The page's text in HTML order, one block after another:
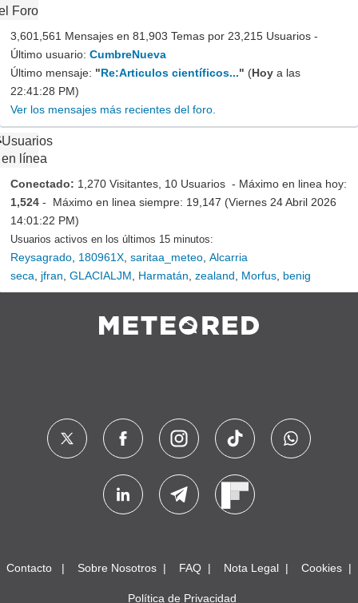
Foro
3,601,561 Mensajes en 81,903 Temas por 23,215 Usuarios -
Último usuario: CumbreNueva
Último mensaje: "Re:Articulos científicos..." (Hoy a las
22:41:28 PM)
Ver los mensajes más recientes del foro.
Usuarios
en línea
Conectado: 1,270 Visitantes, 10 Usuarios - Máximo en linea hoy:
1,524 - Máximo en linea siempre: 19,147 (Viernes 24 Abril 2026
14:01:22 PM)
Usuarios activos en los últimos 15 minutos:
Reysagrado 180961X saritaa_meteo Alcarria
seca
jfran GLACIALJM Harmatán zealand Morfus benig
Contacto Sobre Nosotros FAQ Nota Legal Cookies
Política de Privacidad